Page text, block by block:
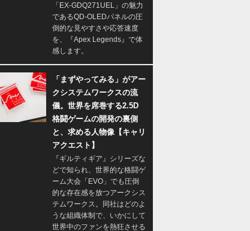
「EX-GDQ271UEL」の魅力
であるQD-OLEDパネルの圧
倒的な見やすさや応答速度
を、『Apex Legends』で体
感します。
「まずやってみる」がアー
クシステムワークスの流
儀。世界を席巻する2.5D
格闘ゲームの開発の裏側
と、求める人物像【キャリ
アクエスト】
『ギルティギア』シリーズな
どで知られ、世界的な格闘ゲ
ーム大会「EVO」でも圧倒
的な存在感を放つアークシス
テムワークス。同社はどのよ
うな組織体制で、いかにして
世界中のファンを熱狂させる